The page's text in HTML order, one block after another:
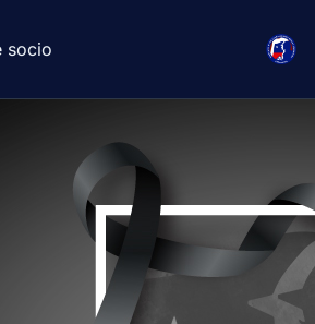
socio